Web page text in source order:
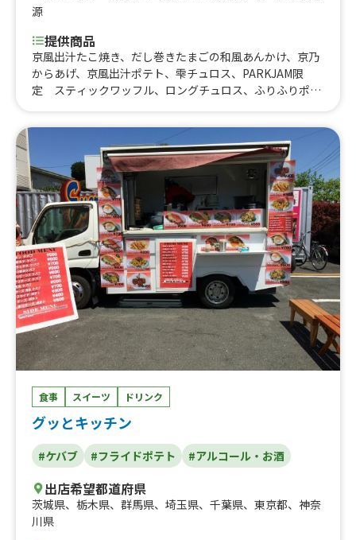
源
提供商品
京風出汁たこ焼き、だし巻きたまごの和風あんかけ、京乃
からあげ、京風出汁ポテト、雫チュロス、PARKJAM限
定 スティックワッフル、ロングチュロス、ふりふりポテ
りマンゴー、いちご氷、かき氷、からあげ弁当、大吉から
あげ丼、とろとろ杏仁豆腐、台湾からあげ、ジーロー飯、
ルーロー飯、トロトロ豚バラ軟骨角煮飯、チキンオーバー
ライス、鶏皮せんべい、MAXポテト、中津からあげ
食事 スイーツ ドリンク
グッとキッチン
#ケバブ #フライドポテト #アルコール・お酒
出店希望都道府県
茨城県、 栃木県、 群馬県、 埼玉県、 千葉県、 東京都、 神奈
川県